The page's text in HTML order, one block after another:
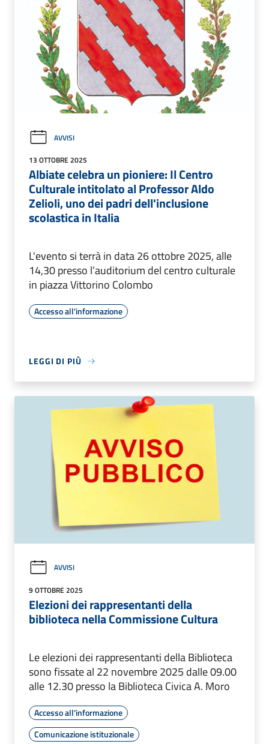
AVVISI
13 OTTOBRE 2025
Albiate celebra un pioniere: Il Centro
Culturale intitolato al Professor Aldo
Zelioli, uno dei padri dell'inclusione
scolastica in Italia
L'evento si terrà in data 26 ottobre 2025, alle
14,30 presso l’auditorium del centro culturale
in piazza Vittorino Colombo
Accesso all'informazione
LEGGI DI PIÙ
AVVISI
9 OTTOBRE 2025
Elezioni dei rappresentanti della
biblioteca nella Commissione Cultura
Le elezioni dei rappresentanti della Biblioteca
sono fissate al 22 novembre 2025 dalle 09.00
alle 12.30 presso la Biblioteca Civica A. Moro
Accesso all'informazione
Comunicazione istituzionale